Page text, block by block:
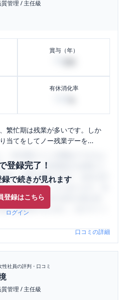
質管理 /主任級
賞与（年）
有休消化率
繁忙期は残業が多いです。しか
当てをしてノー残業デーを...
登録完了！
で続きが見れます
登録はこちら
ログイン
ーハブ)は、女性限定の企業口コ
面・女性の働きやすさ・会社の評
すべき点がたくさんあります。先
を通して、本当の会社の姿を知
みを解消するために、ぜひサイト
口コミの詳細
性社員の評判・口コミ
質管理 /主任級